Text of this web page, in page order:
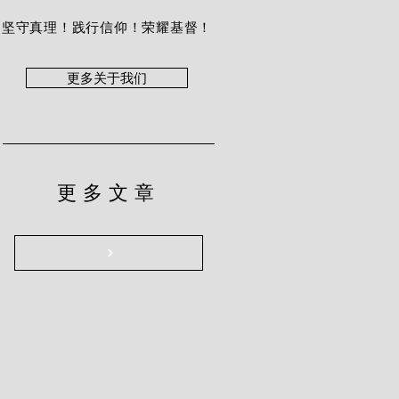
坚守真理！践行信仰！荣耀基督！
更多关于我们
更多文章